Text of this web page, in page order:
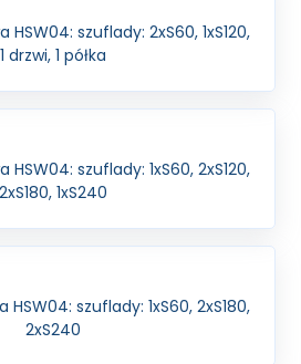
szuflady: 2xS60, 1xS120,
1 drzwi, 1 półka
szuflady: 1xS60, 2xS120,
2xS180, 1xS240
szuflady: 1xS60, 2xS180,
2xS240